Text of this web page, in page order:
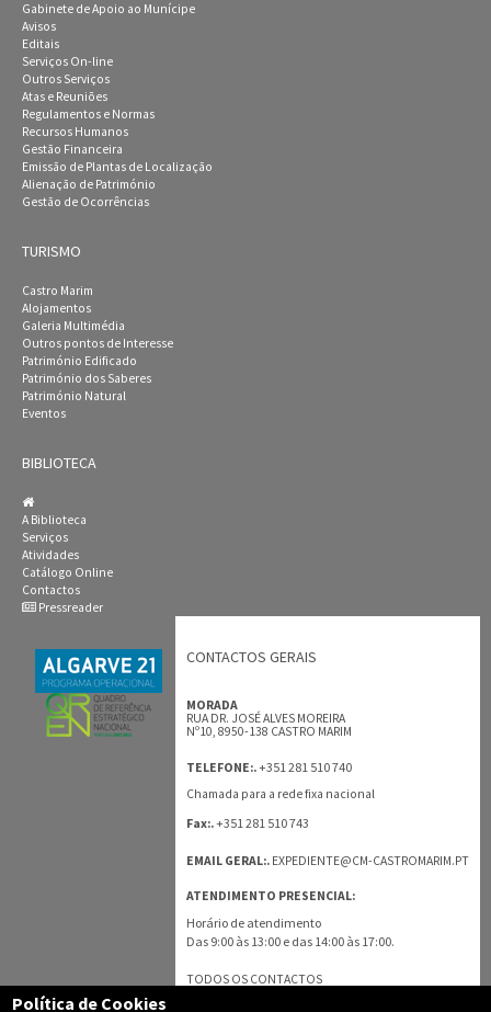
Gabinete de Apoio ao Munícipe
Avisos
Editais
Serviços On-line
Outros Serviços
Atas e Reuniões
Regulamentos e Normas
Recursos Humanos
Gestão Financeira
Emissão de Plantas de Localização
Alienação de Património
Gestão de Ocorrências
TURISMO
Castro Marim
Alojamentos
Galeria Multimédia
Outros pontos de Interesse
Património Edificado
Património dos Saberes
Património Natural
Eventos
BIBLIOTECA
A Biblioteca
Serviços
Atividades
Catálogo Online
Contactos
Pressreader
CONTACTOS GERAIS
MORADA
RUA DR. JOSÉ ALVES MOREIRA
Nº10, 8950-138 CASTRO MARIM
TELEFONE:.+351 281 510 740
Chamada para a rede fixa nacional
Fax:.+351 281 510 743
EMAIL GERAL:. EXPEDIENTE@CM-CASTROMARIM.PT
ATENDIMENTO PRESENCIAL:
Horário de atendimento
Das 9:00 às 13:00 e das 14:00 às 17:00.
TODOS OS CONTACTOS
Política de Cookies